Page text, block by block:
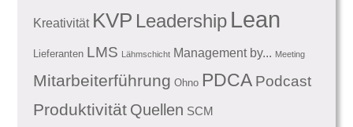
Kreativität KVP Leadership Lean
Lieferanten LMS Lähmschicht Management by... Meeting
Mitarbeiterführung Ohno PDCA Podcast
Produktivität Quellen SCM